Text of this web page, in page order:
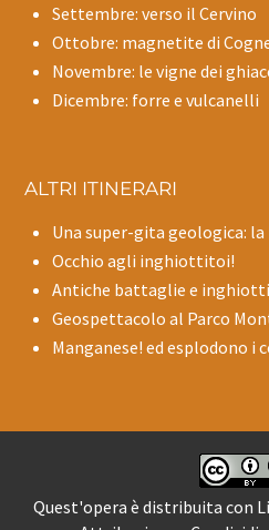
Settembre: verso il Cervino
Ottobre: magnetite di
Novembre: le vigne dei
Dicembre: forre e vulcanelli
ALTRI ITINERARI
Una super-gita geologica:
Occhio agli inghiottitoi!
Antiche battaglie e
Geospettacolo al Parco
Manganese! ed esplodono i
Quest'opera è distribuita con